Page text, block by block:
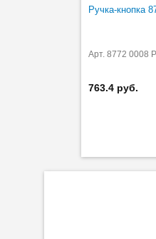
Ручка-кнопка
Арт. 8772 0008
763.4 руб.